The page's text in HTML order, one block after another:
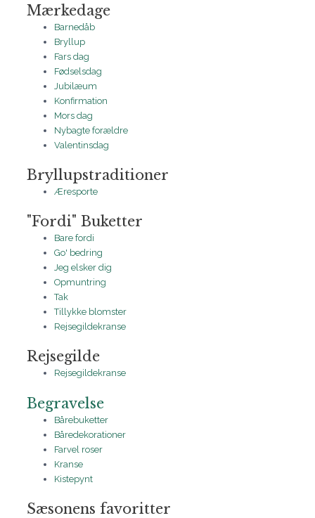
Mærkedage
Barnedåb
Bryllup
Fars dag
Fødselsdag
Jubilæum
Konfirmation
Mors dag
Nybagte forældre
Valentinsdag
Bryllupstraditioner
Æresporte
"Fordi" Buketter
Bare fordi
Go' bedring
Jeg elsker dig
Opmuntring
Tak
Tillykke blomster
Rejsegildekranse
Rejsegilde
Rejsegildekranse
Begravelse
Bårebuketter
Båredekorationer
Farvel roser
Kranse
Kistepynt
Sæsonens favoritter